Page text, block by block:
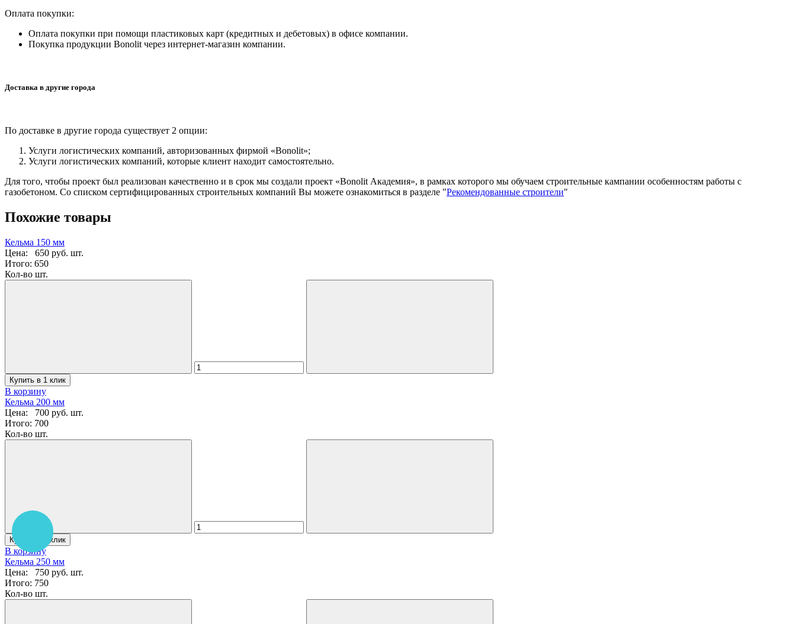
Оплата покупки:
Оплата покупки при помощи пластиковых карт (кредитных и дебетовых) в офисе компании.
Покупка продукции Bonolit через интернет-магазин компании.
Доставка в другие города
По доставке в другие города существует 2 опции:
Услуги логистических компаний, авторизованных фирмой «Bonolit»;
Услуги логистических компаний, которые клиент находит самостоятельно.
Для того, чтобы проект был реализован качественно и в срок мы создали проект «Bonolit Академия», в рамках которого мы обучаем строительные кампании особенностям работы с
газобетоном. Со списком сертифицированных строительных компаний Вы можете ознакомиться в разделе "Рекомендованные строители"
Похожие товары
Кельма 150 мм
Цена:
650 руб. шт.
Итого: 650
Кол-во шт.
Купить в 1 клик
В корзину
Кельма 200 мм
Цена:
700 руб. шт.
Итого: 700
Кол-во шт.
Купить в 1 клик
В корзину
Кельма 250 мм
Цена:
750 руб. шт.
Итого: 750
Кол-во шт.